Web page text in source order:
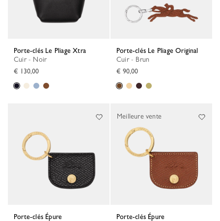
Porte-clés Le Pliage Xtra
Cuir - Noir
€ 130,00
Porte-clés Le Pliage Original
Cuir - Brun
€ 90,00
Porte-clés Épure
Porte-clés Épure
Meilleure vente